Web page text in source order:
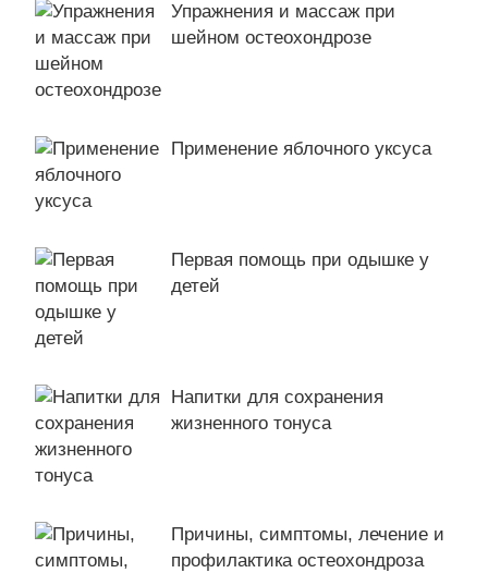
Упражнения и массаж при
шейном остеохондрозе
Применение яблочного уксуса
Первая помощь при одышке у
детей
Напитки для сохранения
жизненного тонуса
Причины, симптомы, лечение и
профилактика остеохондроза